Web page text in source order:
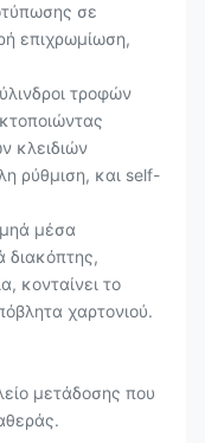
σε
επιχρωμίωση,
τροφών
κλειδιών
ρύθμιση, και self-
μέσα
διακόπτης,
κονταίνει το
χαρτονιού.
μετάδοσης που